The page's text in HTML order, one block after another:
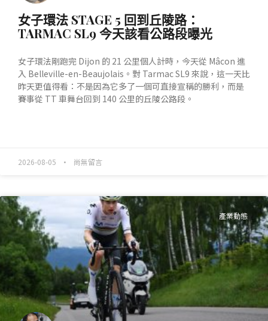
女子環法 STAGE 5 回到丘陵路：
TARMAC SL9 今天該看公路段曝光
女子環法剛跑完 Dijon 的 21 公里個人計時，今天從 Mâcon 進
入 Belleville-en-Beaujolais。對 Tarmac SL9 來說，這一天比
昨天更值得看：不是因為它多了一個可直接宣稱的勝利，而是
賽事從 TT 車舞台回到 140 公里的丘陵公路段。
2026-08-05 尚無留言
產業動態